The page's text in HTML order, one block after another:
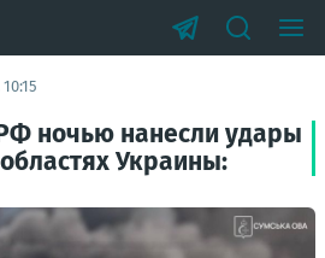
ночью нанесли удары
Украины: